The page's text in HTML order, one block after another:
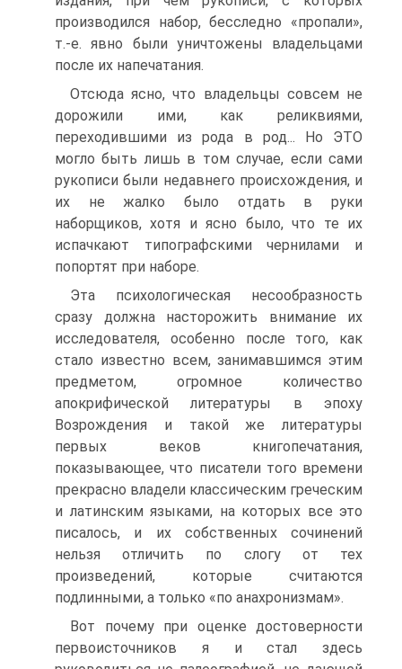
производился набор, бесследно «пропали»,
т.-е. явно были уничтожены владельцами
после их напечатания.
Отсюда ясно, что владельцы совсем не
дорожили ими, как реликвиями,
переходившими из рода в род... Но ЭТО
могло быть лишь в том случае, если сами
рукописи были недавнего происхождения, и
их не жалко было отдать в руки
наборщиков, хотя и ясно было, что те их
испачкают типографскими чернилами и
попортят при наборе.
Эта психологическая несообразность
сразу должна насторожить внимание их
исследователя, особенно после того, как
стало известно всем, занимавшимся этим
предметом, огромное количество
апокрифической литературы в эпоху
Возрождения и такой же литературы
первых веков книгопечатания,
показывающее, что писатели того времени
прекрасно владели классическим греческим
и латинским языками, на которых все это
писалось, и их собственных сочинений
нельзя отличить по слогу от тех
произведений, которые считаются
подлинными, а только «по анахронизмам».
Вот почему при оценке достоверности
первоисточников я и стал здесь